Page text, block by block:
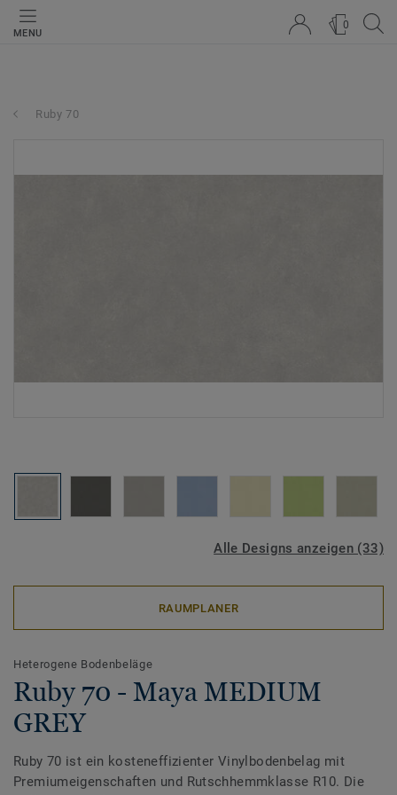
MENU
0
Ruby 70
Alle Designs anzeigen (33)
RAUMPLANER
Heterogene Bodenbeläge
Ruby 70 - Maya MEDIUM
GREY
Ruby 70 ist ein kosteneffizienter Vinylbodenbelag mit
Premiumeigenschaften und Rutschhemmklasse R10. Die